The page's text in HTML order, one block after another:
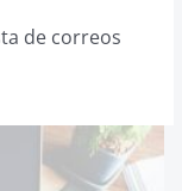
de correos